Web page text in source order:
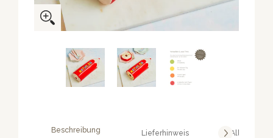
Beschreibung Lieferhinweis Allergene